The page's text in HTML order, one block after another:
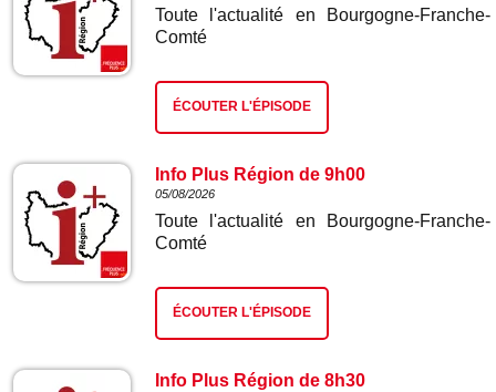
Toute l'actualité en Bourgogne-Franche-
Comté
ÉCOUTER L'ÉPISODE
Info Plus Région de 9h00
05/08/2026
Toute l'actualité en Bourgogne-Franche-
Comté
ÉCOUTER L'ÉPISODE
Info Plus Région de 8h30